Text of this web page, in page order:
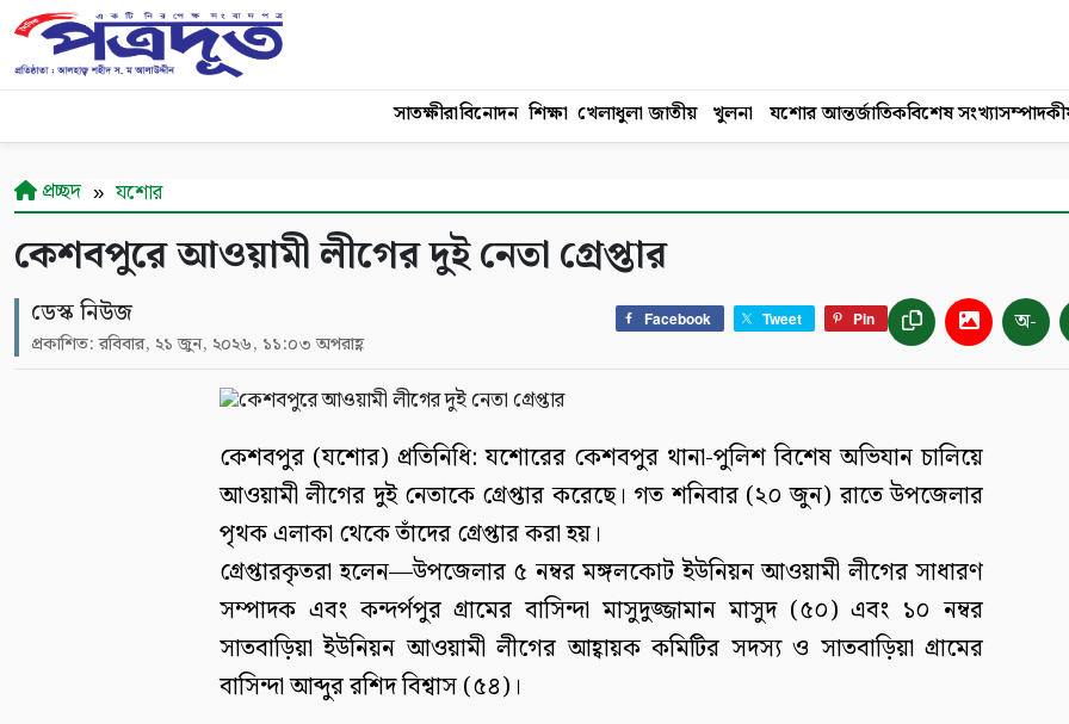
সাতক্ষীরাবিনোদন শিক্ষা খেলাধুলা জাতীয় খুলনা যশোর আন্তর্জাতিকবিশেষ সংখ্যা
প্রচ্ছদ যশোর
কেশবপুরে আওয়ামী লীগের দুই নেতা গ্রেপ্তার
ডেস্ক নিউজ
প্রকাশিত: রবিবার, ২১ জুন, ২০২৬, ১১:০৩ অপরাহ্ণ
Facebook Tweet Pin অ-
কেশবপুর (যশোর) প্রতিনিধি: যশোরের কেশবপুর থানা-পুলিশ বিশেষ অভিযান চালিয়ে
আওয়ামী লীগের দুই নেতাকে গ্রেপ্তার করেছে। গত শনিবার (২০ জুন) রাতে উপজেলার
পৃথক এলাকা থেকে তাঁদের গ্রেপ্তার করা হয়।
গ্রেপ্তারকৃতরা হলেন—উপজেলার ৫ নম্বর মঙ্গলকোট ইউনিয়ন আওয়ামী লীগের সাধারণ
সম্পাদক এবং কন্দর্পপুর গ্রামের বাসিন্দা মাসুদুজ্জামান মাসুদ (৫০) এবং ১০ নম্বর
সাতবাড়িয়া ইউনিয়ন আওয়ামী লীগের আহ্বায়ক কমিটির সদস্য ও সাতবাড়িয়া গ্রামের
বাসিন্দা আব্দুর রশিদ বিশ্বাস (৫৪)।